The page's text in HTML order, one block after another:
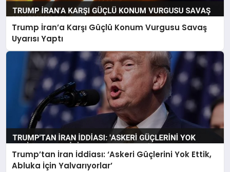
Trump İran’a Karşı Güçlü Konum Vurgusu Savaş
Uyarısı Yaptı
Trump’tan İran İddiası: ‘Askeri Güçlerini Yok Ettik,
Abluka İçin Yalvarıyorlar’